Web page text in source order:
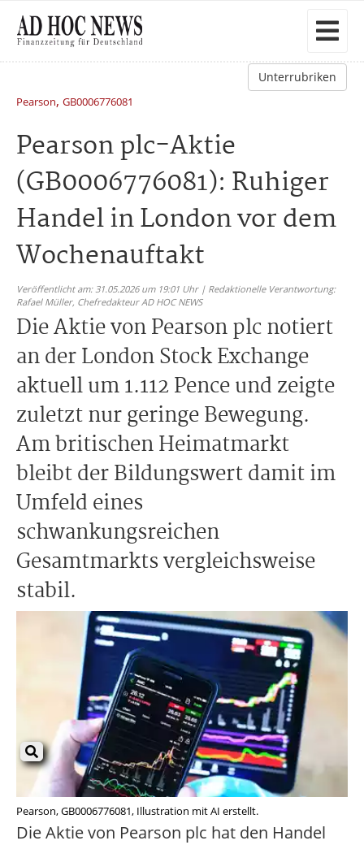
Unterrubriken
Pearson, GB0006776081
Pearson plc-Aktie
(GB0006776081): Ruhiger
Handel in London vor dem
Wochenauftakt
Veröffentlicht am: 31.05.2026 um 19:01 Uhr | Redaktionelle Verantwortung:
Rafael Müller, Chefredakteur AD HOC NEWS
Die Aktie von Pearson plc notiert
an der London Stock Exchange
aktuell um 1.112 Pence und zeigte
zuletzt nur geringe Bewegung.
Am britischen Heimatmarkt
bleibt der Bildungswert damit im
Umfeld eines
schwankungsreichen
Gesamtmarkts vergleichsweise
stabil.
Pearson, GB0006776081, Illustration mit AI erstellt.
Die Aktie von Pearson plc hat den Handel